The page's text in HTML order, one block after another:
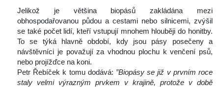
Jelikož je většina biopásů zakládána mezi
obhospodařovanou půdou a cestami nebo silnicemi, zvýšil
e také počet lidí, kteří vstupují mnohem hlouběji do honitby.
To se týká hlavně období, kdy jsou pásy posečeny a
návštěvníci je považují za vhodnou plochu k venčení psů,
nebo projížďce na koni.
Petr Řebíček k tomu dodává: ”Biopásy se již v prvním roce
taly velmi výrazným prvkem v krajině, protože v době